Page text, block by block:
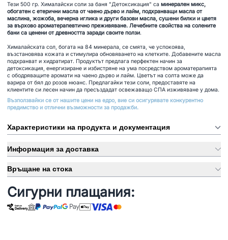
Тези 500 гр. Хималайски соли за баня "Детоксикация" са минерален микс,
обогатен с етерични масла от чаено дърво и лайм, подхранващи масла от
маслина, жожоба, вечерна иглика и други базови масла, сушени билки и цветя
за върхово ароматерапевтично преживяване. Лечебните свойства на солените
бани са ценени от древността заради своите ползи.
Хималайската сол, богата на 84 минерала, се смята, че успокоява,
възстановява кожата и стимулира обновяването на клетките. Добавените масла
подхранват и хидратират. Продуктът предлага перфектен начин за
детоксикация, енергизиране и избистряне на ума посредством ароматерапията
с ободряващите аромати на чаено дърво и лайм. Цветът на солта може да
варира от бял до розов нюанс. Предлагайки тези соли, предоставяте на
клиентите си лесен начин да пресъздадат освежаващо СПА изживяване у дома.
Възползвайки се от нашите цени на едро, вие си осигурявате конкурентно
предимство и отлични възможности за продажби.
Характеристики на продукта и документация
Информация за доставка
Връщане на стока
Сигурни плащания: